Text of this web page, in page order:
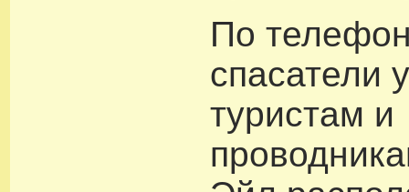
По
спасатели
туристам и